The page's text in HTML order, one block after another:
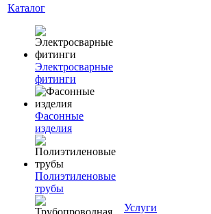
Каталог
Электросварные
фитинги
Фасонные
изделия
Полиэтиленовые
трубы
Услуги